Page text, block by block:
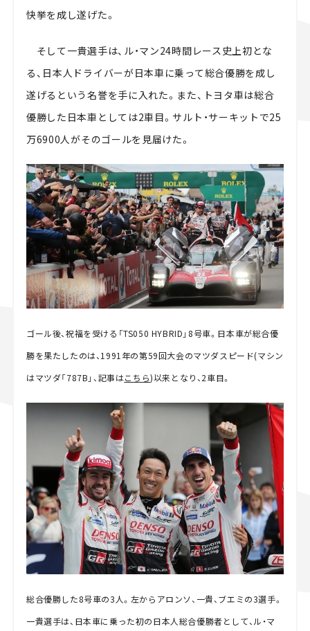
快挙を成し遂げた。
そして一貴選手は、ル・マン24時間レース史上初とな
る、日本人ドライバーが日本車に乗って総合優勝を成し
遂げるという名誉を手に入れた。また、トヨタ車は総合
優勝した日本車としては2車目。サルト・サーキットで25
万6900人がそのゴールを見届けた。
ゴール後、祝福を受ける「TS050 HYBRID」8号車。日本車が総合優
勝を果たしたのは、1991年の第59回大会のマツダスピード(マシン
はマツダ「787B」、記事はこちら)以来となり、2車目。
総合優勝した8号車の3人。左からアロンソ、一貴、ブエミの3選手。
一貴選手は、日本車に乗った初の日本人総合優勝者として、ル・マ